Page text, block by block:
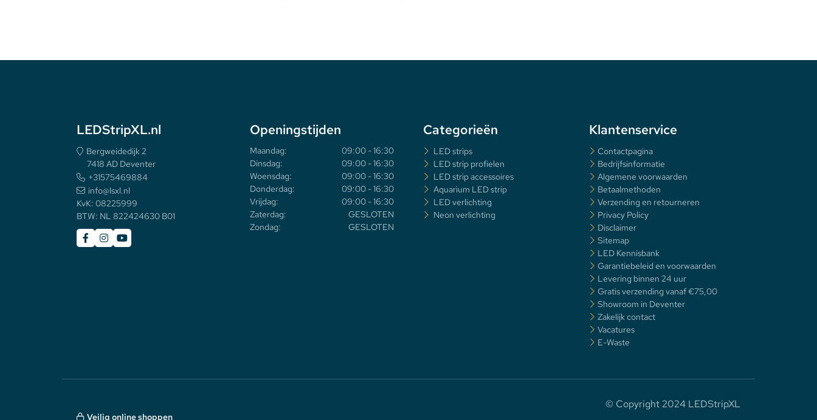
LEDStripXL.nl
Bergweidedijk 2
7418 AD Deventer
+31575469884
info@lsxl.nl
KvK: 08225999
BTW: NL 822424630 B01
Openingstijden
Maandag:
09:00 - 16:30
Dinsdag:
09:00 - 16:30
Woensdag:
09:00 - 16:30
Donderdag:
09:00 - 16:30
Vrijdag:
09:00 - 16:30
Zaterdag:
GESLOTEN
Zondag:
GESLOTEN
Categorieën
LED strips
LED strip profielen
LED strip accessoires
Aquarium LED strip
LED verlichting
Neon verlichting
Klantenservice
Contactpagina
Bedrijfsinformatie
Algemene voorwaarden
Betaalmethoden
Verzending en retourneren
Privacy Policy
Disclaimer
Sitemap
LED Kennisbank
Garantiebeleid en voorwaarden
Levering binnen 24 uur
Gratis verzending vanaf €75,00
Showroom in Deventer
Zakelijk contact
Vacatures
E-Waste
© Copyright 2024 LEDStripXL
Veilig online shoppen